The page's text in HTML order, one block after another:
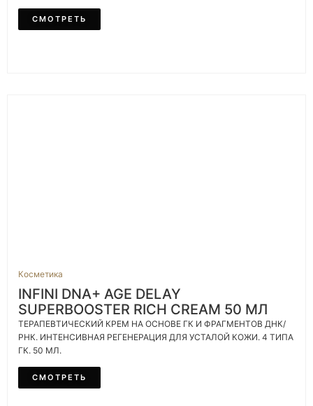
СМОТРЕТЬ
Косметика
INFINI DNA+ AGE DELAY
SUPERBOOSTER RICH CREAM 50 МЛ
ТЕРАПЕВТИЧЕСКИЙ КРЕМ НА ОСНОВЕ ГК И ФРАГМЕНТОВ ДНК/
РНК. ИНТЕНСИВНАЯ РЕГЕНЕРАЦИЯ ДЛЯ УСТАЛОЙ КОЖИ. 4 ТИПА
ГК. 50 МЛ.
СМОТРЕТЬ